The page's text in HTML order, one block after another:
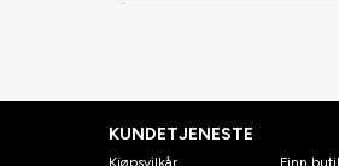
KUNDETJENESTE